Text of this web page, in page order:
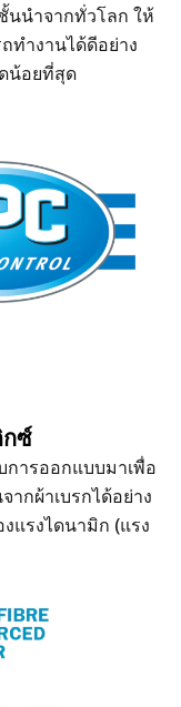
นนำจากทั่วโลก ให้
ทำงานได้ดีอย่าง
น้อยที่สุด
กซ์
การออกแบบมาเพื่อ
ากผ้าเบรกได้อย่าง
แรงไดนามิก (แรง